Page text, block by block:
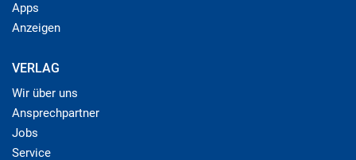
Apps
Anzeigen
VERLAG
Wir über uns
Ansprechpartner
Jobs
Service